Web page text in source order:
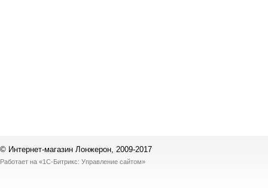
© Интернет-магазин Лонжерон, 2009-2017
Работает на «1С-Битрикс: Управление сайтом»